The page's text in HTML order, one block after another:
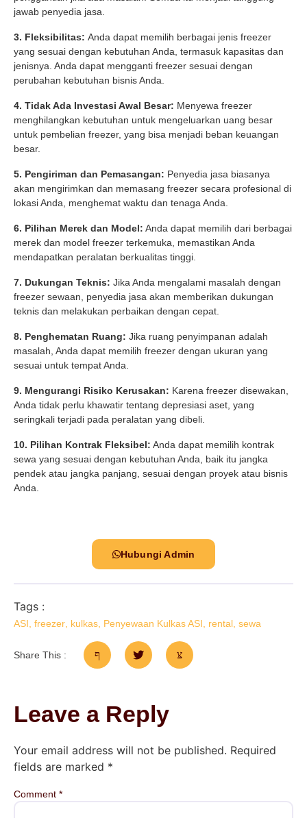
jawab penyedia jasa.
3. Fleksibilitas: Anda dapat memilih berbagai jenis freezer
yang sesuai dengan kebutuhan Anda, termasuk kapasitas dan
jenisnya. Anda dapat mengganti freezer sesuai dengan
perubahan kebutuhan bisnis Anda.
4. Tidak Ada Investasi Awal Besar: Menyewa freezer
menghilangkan kebutuhan untuk mengeluarkan uang besar
untuk pembelian freezer, yang bisa menjadi beban keuangan
besar.
5. Pengiriman dan Pemasangan: Penyedia jasa biasanya
akan mengirimkan dan memasang freezer secara profesional di
lokasi Anda, menghemat waktu dan tenaga Anda.
6. Pilihan Merek dan Model: Anda dapat memilih dari berbagai
merek dan model freezer terkemuka, memastikan Anda
mendapatkan peralatan berkualitas tinggi.
7. Dukungan Teknis: Jika Anda mengalami masalah dengan
freezer sewaan, penyedia jasa akan memberikan dukungan
teknis dan melakukan perbaikan dengan cepat.
8. Penghematan Ruang: Jika ruang penyimpanan adalah
masalah, Anda dapat memilih freezer dengan ukuran yang
sesuai untuk tempat Anda.
9. Mengurangi Risiko Kerusakan: Karena freezer disewakan,
Anda tidak perlu khawatir tentang depresiasi aset, yang
seringkali terjadi pada peralatan yang dibeli.
10. Pilihan Kontrak Fleksibel: Anda dapat memilih kontrak
sewa yang sesuai dengan kebutuhan Anda, baik itu jangka
pendek atau jangka panjang, sesuai dengan proyek atau bisnis
Anda.
Hubungi Admin
Tags :
ASI freezer kulkas Penyewaan Kulkas ASI rental sewa
Share This :
Leave a Reply
Your email address will not be published. Required
fields are marked *
Comment *